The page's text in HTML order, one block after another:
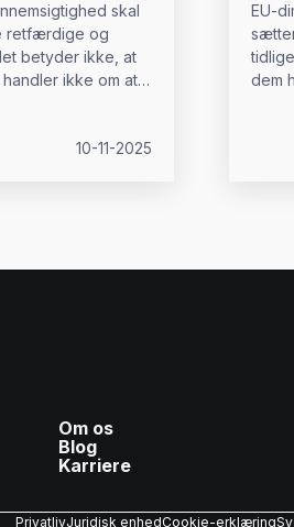
skal
retfærdige og
betyder ikke, at
ikke om at
10-11-2025
EU-
dem
Om os
Blog
Karriere
PrivatlivJuridisk enhedCookie-erklæring